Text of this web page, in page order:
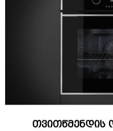
თვითწმენდის